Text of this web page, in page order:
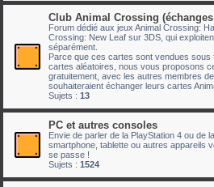
Club Animal Crossing
Forum dédié aux jeux Animal Crossing:
Crossing: New Leaf sur 3DS, qui
séparément.
Parce que ces cartes sont vendues
cartes aléatoires, nous vous proposons
gratuitement, avec les autres membres
souhaiteraient échanger leurs cartes
Sujets : 13
PC et autres consoles
Envie de parler de la PlayStation 4 ou de
smartphone, tablette ou autres appareils
se passe !
Sujets : 1524